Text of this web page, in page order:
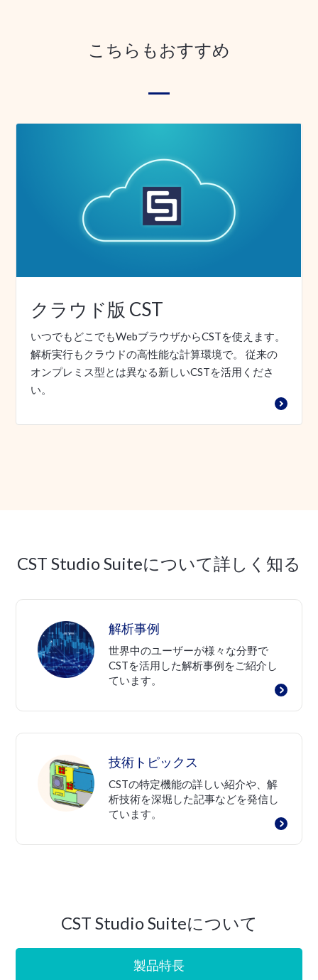
こちらもおすすめ
クラウド版 CST
いつでもどこでもWebブラウザからCSTを使えます。
解析実行もクラウドの高性能な計算環境で。 従来の
オンプレミス型とは異なる新しいCSTを活用くださ
い。
CST Studio Suiteについて詳しく知る
解析事例
世界中のユーザーが様々な分野で
CSTを活用した解析事例をご紹介し
ています。
技術トピックス
CSTの特定機能の詳しい紹介や、解
析技術を深堀した記事などを発信し
ています。
CST Studio Suiteについて
製品特長